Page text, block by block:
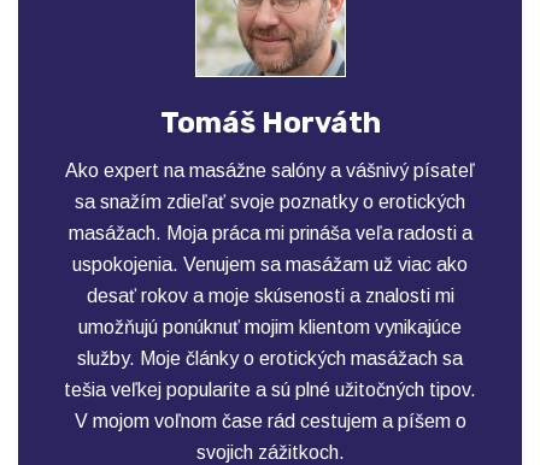
Tomáš Horváth
Ako expert na masážne salóny a vášnivý písateľ
sa snažím zdieľať svoje poznatky o erotických
masážach. Moja práca mi prináša veľa radosti a
uspokojenia. Venujem sa masážam už viac ako
desať rokov a moje skúsenosti a znalosti mi
umožňujú ponúknuť mojim klientom vynikajúce
služby. Moje články o erotických masážach sa
tešia veľkej popularite a sú plné užitočných tipov.
V mojom voľnom čase rád cestujem a píšem o
svojich zážitkoch.